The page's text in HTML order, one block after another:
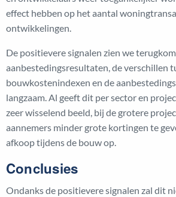
effect hebben op het aantal
ontwikkelingen.
De positievere signalen zien we
aanbestedingsresultaten, de verschillen
bouwkostenindexen en de
langzaam. Al geeft dit per sector en
zeer wisselend beeld, bij de grotere
aannemers minder grote kortingen te
afkoop tijdens de bouw op.
Conclusies
Ondanks de positievere signalen zal dit